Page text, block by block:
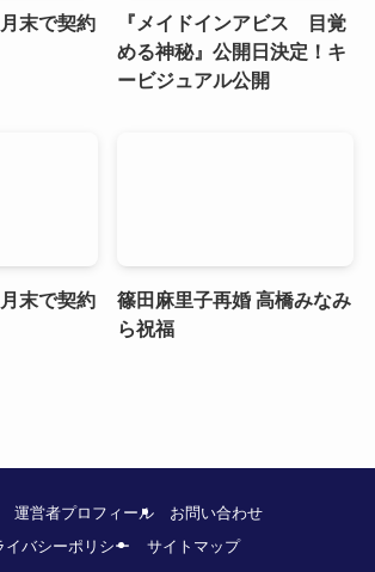
末で契約
『メイドインアビス 目覚
める神秘』公開日決定！キ
ービジュアル公開
末で契約
篠田麻里子再婚 高橋みなみ
ら祝福
運営者プロフィール
お問い合わせ
イバシーポリシー
サイトマップ